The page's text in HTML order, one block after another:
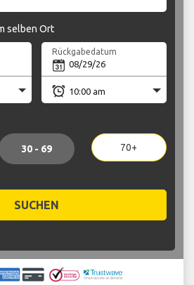
selben Ort
Rückgabedatum
30 - 69 70+
SUCHEN